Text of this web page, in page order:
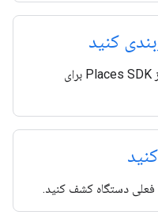
کنید
برنامه خود را برای استفاده از Places SDK برای
فعلی دستگاه کشف کنید.